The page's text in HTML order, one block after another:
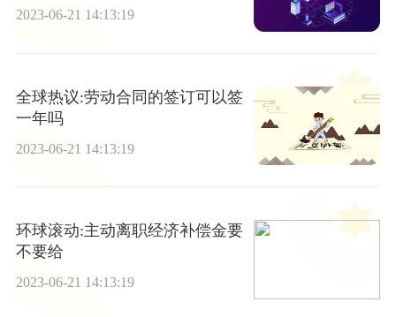
2023-06-21 14:13:19
全球热议:劳动合同的签订可以签
一年吗
2023-06-21 14:13:19
环球滚动:主动离职经济补偿金要
不要给
2023-06-21 14:13:19